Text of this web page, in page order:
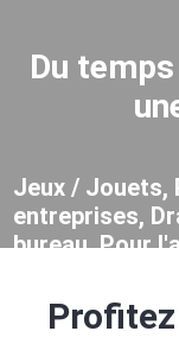
Du
Jeux / Jouets,
entreprises,
bureau, Pour